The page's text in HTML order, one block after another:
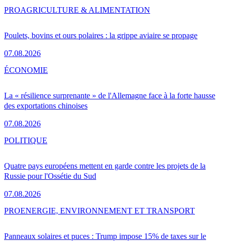
Poulets, bovins et ours polaires : la grippe aviaire se propage
07.08.2026
PROAGRICULTURE & ALIMENTATION
La « résilience surprenante » de l'Allemagne face à la forte hausse
des exportations chinoises
07.08.2026
ÉCONOMIE
Quatre pays européens mettent en garde contre les projets de la
Russie pour l'Ossétie du Sud
07.08.2026
POLITIQUE
Panneaux solaires et puces : Trump impose 15% de taxes sur le
PROENERGIE, ENVIRONNEMENT ET TRANSPORT